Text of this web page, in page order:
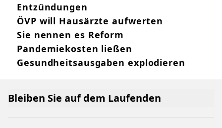
Entzündungen
ÖVP will Hausärzte aufwerten
Sie nennen es Reform
Pandemiekosten ließen
Gesundheitsausgaben explodieren
Bleiben Sie auf dem Laufenden